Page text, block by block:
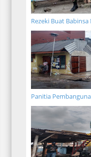
Rezeki Buat Babinsa
Panitia